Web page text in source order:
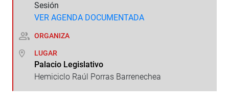
Sesión
VER AGENDA DOCUMENTADA
ORGANIZA
LUGAR
Palacio Legislativo
Hemiciclo Raúl Porras Barrenechea